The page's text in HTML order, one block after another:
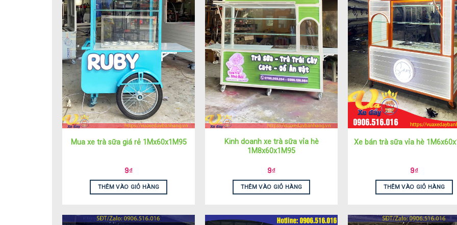
Mua xe trà sữa giá rẻ 1Mx60x1M95
9₫
THÊM VÀO GIỎ HÀNG
Kinh doanh xe trà sữa vỉa hè
1M8x60x1M95
9₫
THÊM VÀO GIỎ HÀNG
Xe bán trà sữa vỉa hè
9₫
THÊM VÀO GIỎ HÀNG